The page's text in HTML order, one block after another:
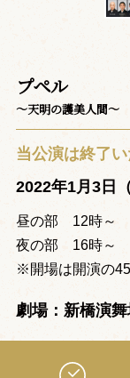
プペル
～天明の護美人間～
当公演は終了い
2022年1月3日
昼の部 12時～
夜の部 16時～
※開場は開演の
劇場：新橋演